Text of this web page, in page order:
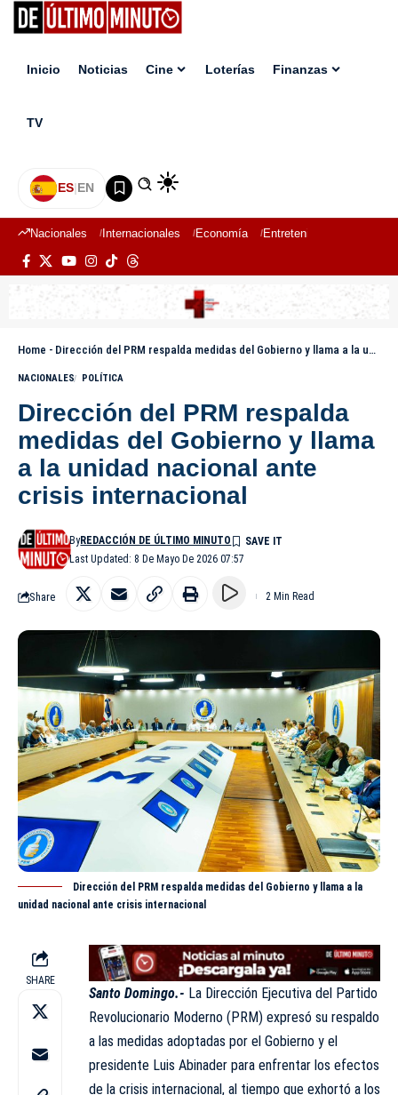
Inicio Noticias Cine Loterías Finanzas
TV
ES|EN
Nacionales Internacionales Economía Entretenimiento
Home - Dirección del PRM respalda medidas del Gobierno y llama a la unidad nacional ante crisis internacional
NACIONALES POLÍTICA
Dirección del PRM respalda
medidas del Gobierno y llama
a la unidad nacional ante
crisis internacional
Last Updated: 8 De Mayo De 2026 07:57
ByREDACCIÓN DE ÚLTIMO MINUTO
Share 2 Min Read
Dirección del PRM respalda medidas del Gobierno y llama a la
unidad nacional ante crisis internacional
SHARE
Santo Domingo.- La Dirección Ejecutiva del Partido
Revolucionario Moderno (PRM) expresó su respaldo
a las medidas adoptadas por el Gobierno y el
presidente Luis Abinader para enfrentar los efectos
de la crisis internacional, al tiempo que exhortó a los